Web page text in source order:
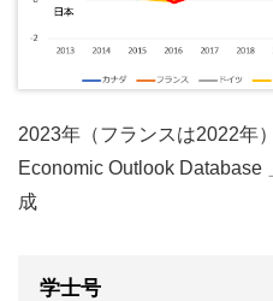
2023年（フランスは2022年
Economic Outlook Database
成
学士号